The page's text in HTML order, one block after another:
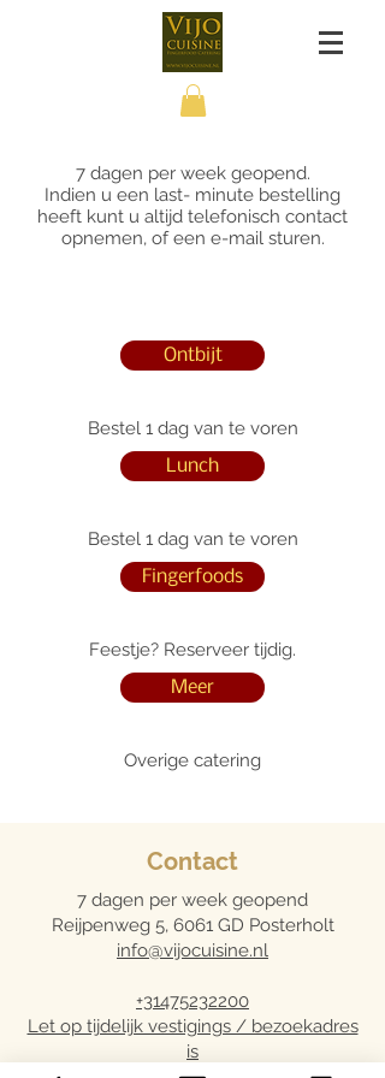
7 dagen per week geopend.
Indien u een last- minute bestelling
heeft kunt u altijd telefonisch contact
opnemen, of een e-mail sturen.
Ontbijt
Bestel 1 dag van te voren
Lunch
Bestel 1 dag van te voren
Fingerfoods
Feestje? Reserveer tijdig.
Meer
Overige catering
Contact
7 dagen per week geopend
Reijpenweg 5, 6061 GD Posterholt
info@vijocuisine.nl
+31475232200
Let op tijdelijk vestigings / bezoekadres
is